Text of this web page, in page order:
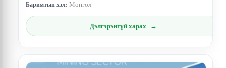
Баримтын хэл: Монгол
Дэлгэрэнгүй харах